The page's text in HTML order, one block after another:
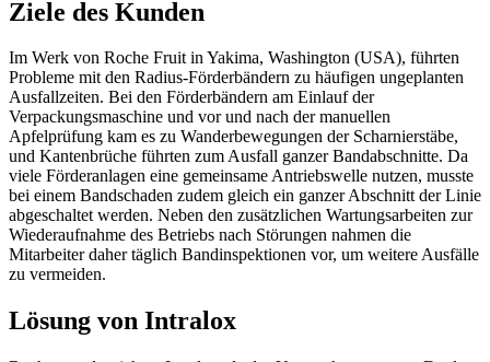
Ziele des Kunden
Im Werk von Roche Fruit in Yakima, Washington (USA), führten
Probleme mit den Radius-Förderbändern zu häufigen ungeplanten
Ausfallzeiten. Bei den Förderbändern am Einlauf der
Verpackungsmaschine und vor und nach der manuellen
Apfelprüfung kam es zu Wanderbewegungen der Scharnierstäbe,
und Kantenbrüche führten zum Ausfall ganzer Bandabschnitte. Da
viele Förderanlagen eine gemeinsame Antriebswelle nutzen, musste
bei einem Bandschaden zudem gleich ein ganzer Abschnitt der Linie
abgeschaltet werden. Neben den zusätzlichen Wartungsarbeiten zur
Wiederaufnahme des Betriebs nach Störungen nahmen die
Mitarbeiter daher täglich Bandinspektionen vor, um weitere Ausfälle
zu vermeiden.
Lösung von Intralox